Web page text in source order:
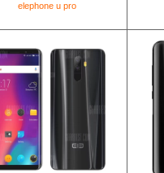
elephone u pro